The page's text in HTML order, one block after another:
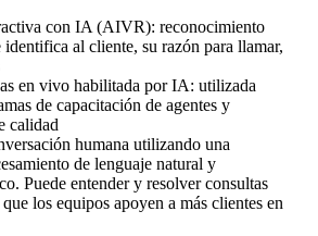
con IA (AIVR): reconocimiento
al cliente, su razón para llamar,
en vivo habilitada por IA: utilizada
de capacitación de agentes y
calidad
humana utilizando una
de lenguaje natural y
Puede entender y resolver consultas
los equipos apoyen a más clientes en